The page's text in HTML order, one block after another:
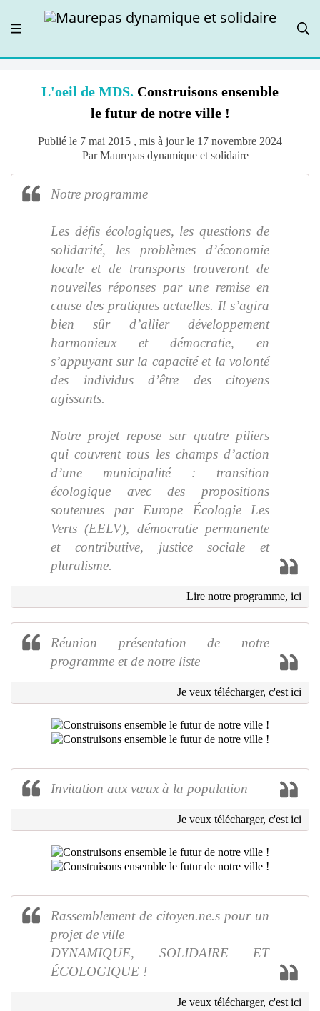
L'oeil de MDS. Construisons ensemble
le futur de notre ville !
Publié le 7 mai 2015 , mis à jour le 17 novembre 2024
Par Maurepas dynamique et solidaire
Notre programme
Les défis écologiques, les questions de
solidarité, les problèmes d’économie
locale et de transports trouveront de
nouvelles réponses par une remise en
cause des pratiques actuelles. Il s’agira
bien sûr d’allier développement
harmonieux et démocratie, en
s’appuyant sur la capacité et la volonté
des individus d’être des citoyens
agissants.
Notre projet repose sur quatre piliers
qui couvrent tous les champs d’action
d’une municipalité : transition
écologique avec des propositions
soutenues par Europe Écologie Les
Verts (EELV), démocratie permanente
et contributive, justice sociale et
pluralisme.
Lire notre programme, ici
Réunion présentation de notre
programme et de notre liste
Je veux télécharger, c'est ici
Invitation aux vœux à la population
Je veux télécharger, c'est ici
Rassemblement de citoyen.ne.s pour un
projet de ville
DYNAMIQUE, SOLIDAIRE ET
ÉCOLOGIQUE !
Je veux télécharger, c'est ici